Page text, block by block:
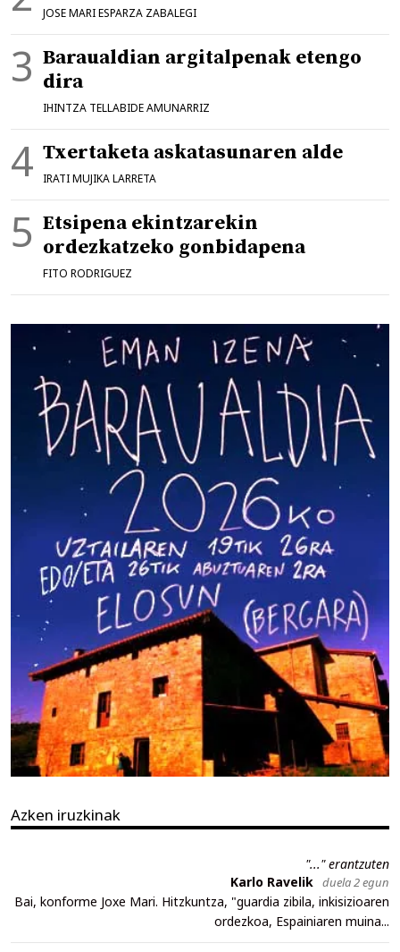
JOSE MARI ESPARZA ZABALEGI
Baraualdian argitalpenak etengo
dira
IHINTZA TELLABIDE AMUNARRIZ
Txertaketa askatasunaren alde
IRATI MUJIKA LARRETA
Etsipena ekintzarekin
ordezkatzeko gonbidapena
FITO RODRIGUEZ
Azken iruzkinak
"..." erantzuten
Karlo Ravelik duela 2 egun
Bai, konforme Joxe Mari. Hitzkuntza, "guardia zibila, inkisizioaren
ordezkoa, Espainiaren muina...